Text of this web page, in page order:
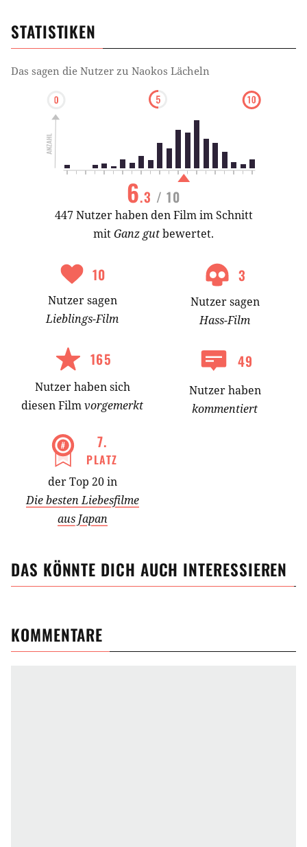
STATISTIKEN
Das sagen die Nutzer zu Naokos Lächeln
6.3 / 10
447 Nutzer haben den Film im Schnitt
mitGanz gutbewertet.
10
Nutzersagen
Lieblings-Film
3
Nutzersagen
Hass-Film
165
Nutzerhabensich
diesen Filmvorgemerkt
49
Nutzer haben
kommentiert
7.
PLATZ
der Top 20 in
Die besten Liebesfilme
aus Japan
DAS KÖNNTE DICH AUCH INTERESSIEREN
KOMMENTARE